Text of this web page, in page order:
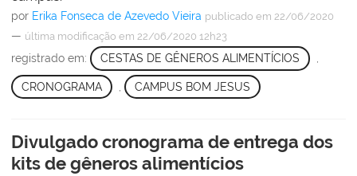
por Erika Fonseca de Azevedo Vieira publicado em 22/06/2020
— última modificação em 22/06/2020 12h23
registrado em: CESTAS DE GÊNEROS ALIMENTÍCIOS ,
CRONOGRAMA CAMPUS BOM JESUS
Divulgado cronograma de entrega dos
kits de gêneros alimentícios